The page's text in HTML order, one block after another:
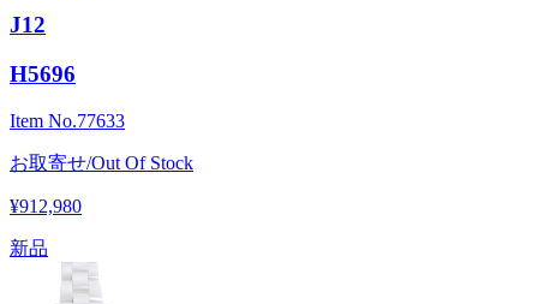
J12
H5696
Item No.77633
お取寄せ/Out Of Stock
¥912,980
新品